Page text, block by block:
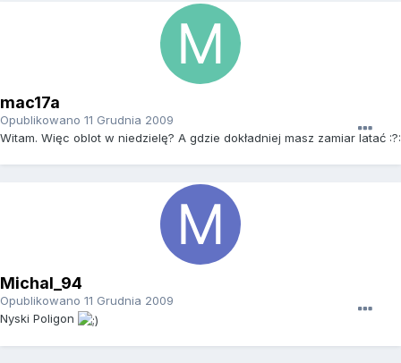
mac17a
Opublikowano 11 Grudnia 2009
Witam. Więc oblot w niedzielę? A gdzie dokładniej masz zamiar latać :?:
Michal_94
Opublikowano 11 Grudnia 2009
Nyski Poligon